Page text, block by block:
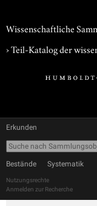
Wissenschaftliche
› Teil-Katalog der
Erkunden
Bestände Systematik
Nutzungsrechte
Anmelden zur Recherche